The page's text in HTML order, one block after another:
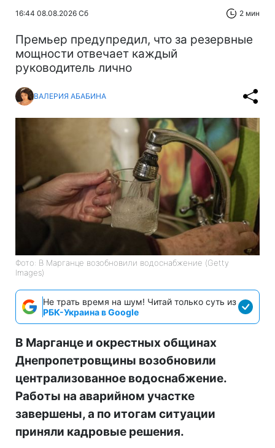
16:44 08.08.2026 Сб 2 мин
Премьер предупредил, что за резервные
мощности отвечает каждый
руководитель лично
ВАЛЕРИЯ АБАБИНА
Фото: В Марганце возобновили водоснабжение (Getty
Images)
Не трать время на шум! Читай только суть из
РБК-Украина в Google
В Марганце и окрестных общинах
Днепропетровщины возобновили
централизованное водоснабжение.
Работы на аварийном участке
завершены, а по итогам ситуации
приняли кадровые решения.